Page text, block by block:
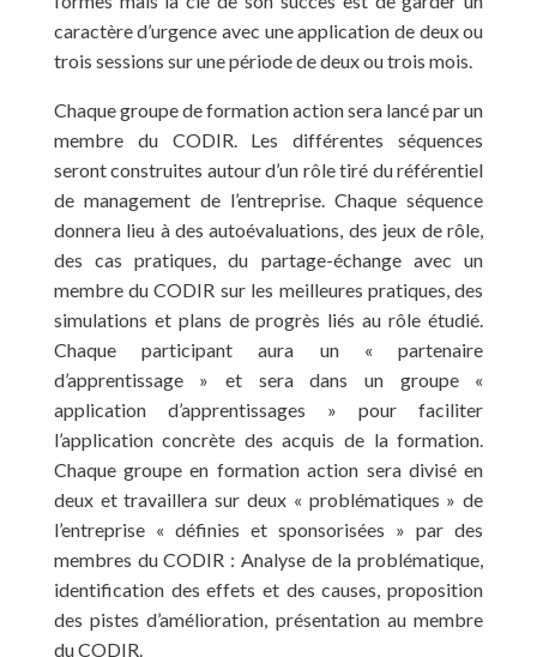
caractère d’urgence avec une application de deux ou
trois sessions sur une période de deux ou trois mois.
Chaque groupe de formation action sera lancé par un
membre du CODIR. Les différentes séquences
seront construites autour d’un rôle tiré du référentiel
de management de l’entreprise. Chaque séquence
donnera lieu à des autoévaluations, des jeux de rôle,
des cas pratiques, du partage-échange avec un
membre du CODIR sur les meilleures pratiques, des
simulations et plans de progrès liés au rôle étudié.
Chaque participant aura un « partenaire
d’apprentissage » et sera dans un groupe «
application d’apprentissages » pour faciliter
l’application concrète des acquis de la formation.
Chaque groupe en formation action sera divisé en
deux et travaillera sur deux « problématiques » de
l’entreprise « définies et sponsorisées » par des
membres du CODIR : Analyse de la problématique,
identification des effets et des causes, proposition
des pistes d’amélioration, présentation au membre
du CODIR.